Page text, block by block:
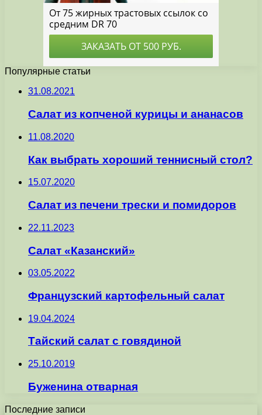
Популярные статьи
31.08.2021
Салат из копченой курицы и ананасов
11.08.2020
Как выбрать хороший теннисный стол?
15.07.2020
Салат из печени трески и помидоров
22.11.2023
Салат «Казанский»
03.05.2022
Французский картофельный салат
19.04.2024
Тайский салат с говядиной
25.10.2019
Буженина отварная
Последние записи